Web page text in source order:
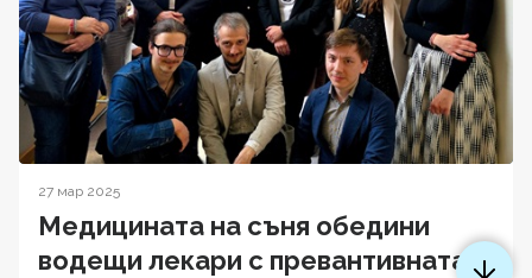
27 мар 2025
Медицината на съня обедини
водещи лекари с превантивната